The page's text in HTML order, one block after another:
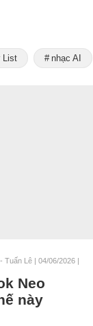
List nhạc AI
Tuấn Lê | 04/06/2026 |
Neo
này